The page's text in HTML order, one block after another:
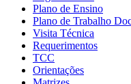
Plano de Ensino
Plano de Trabalho
Visita Técnica
Requerimentos
TCC
Orientações